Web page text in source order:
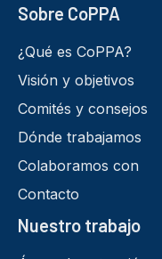
Sobre CoPPA
¿Qué es CoPPA?
Visión y objetivos
Comités y consejos
Dónde trabajamos
Colaboramos con
Contacto
Nuestro trabajo